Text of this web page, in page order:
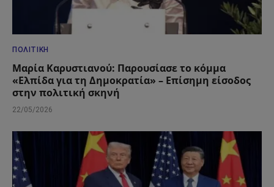
ΠΟΛΙΤΙΚΉ
Μαρία Καρυστιανού: Παρουσίασε το κόμμα
«Ελπίδα για τη Δημοκρατία» – Επίσημη είσοδος
στην πολιτική σκηνή
22/05/2026